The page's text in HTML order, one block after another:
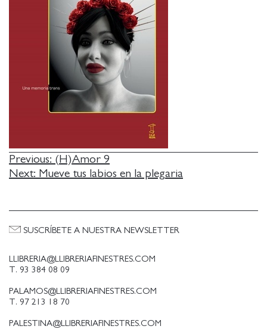
NAVEGACIÓN
DE
Previous: (H)Amor 9
Next: Mueve tus labios en la plegaria
LLIBRERIA@LLIBRERIAFINESTRES.COM
T. 93 384 08 09
PALAMOS@LLIBRERIAFINESTRES.COM
T. 97 213 18 70
PALESTINA@LLIBRERIAFINESTRES.COM
SUSCRÍBETE A NUESTRA NEWSLETTER